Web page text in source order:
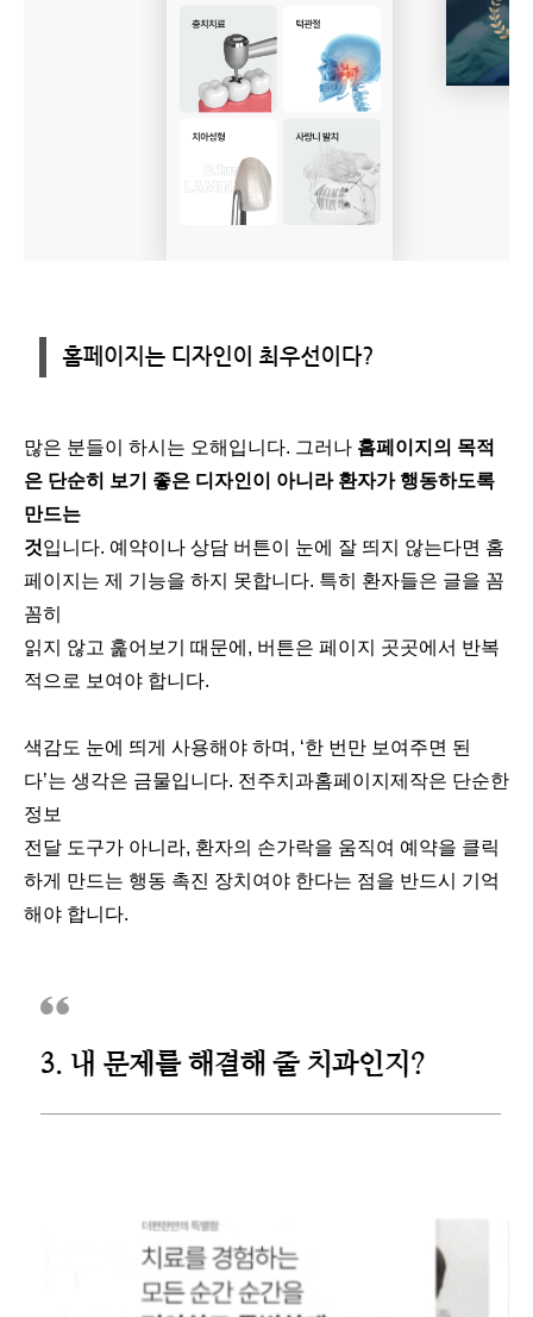
많은 분들이 하시는 오해입니다. 그러나 홈페이지의 목적
은 단순히 보기 좋은 디자인이 아니라 환자가 행동하도록
만드는
것입니다. 예약이나 상담 버튼이 눈에 잘 띄지 않는다면 홈
페이지는 제 기능을 하지 못합니다. 특히 환자들은 글을 꼼
꼼히
읽지 않고 훑어보기 때문에, 버튼은 페이지 곳곳에서 반복
적으로 보여야 합니다.
색감도 눈에 띄게 사용해야 하며, ‘한 번만 보여주면 된
다’는 생각은 금물입니다. 전주치과홈페이지제작은 단순한
정보
전달 도구가 아니라, 환자의 손가락을 움직여 예약을 클릭
하게 만드는 행동 촉진 장치여야 한다는 점을 반드시 기억
해야 합니다.